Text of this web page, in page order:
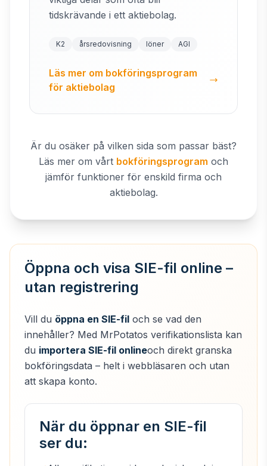
tidskrävande i ett aktiebolag.
K2 årsredovisning löner AGI
Läs mer om bokföringsprogram
för aktiebolag
Är du osäker på vilken sida som passar bäst?
Läs mer om vårt bokföringsprogram och
jämför funktioner för enskild firma och
aktiebolag.
Öppna och visa SIE-fil online –
utan registrering
Vill du öppna en SIE-fil och se vad den
innehåller? Med MrPotatos verifikationslista kan
du importera SIE-fil onlineoch direkt granska
bokföringsdata – helt i webbläsaren och utan
att skapa konto.
När du öppnar en SIE-fil
ser du: